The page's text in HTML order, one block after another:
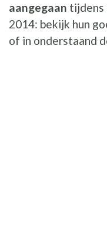
aangegaan tijdens
2014: bekijk hun
of in onderstaand